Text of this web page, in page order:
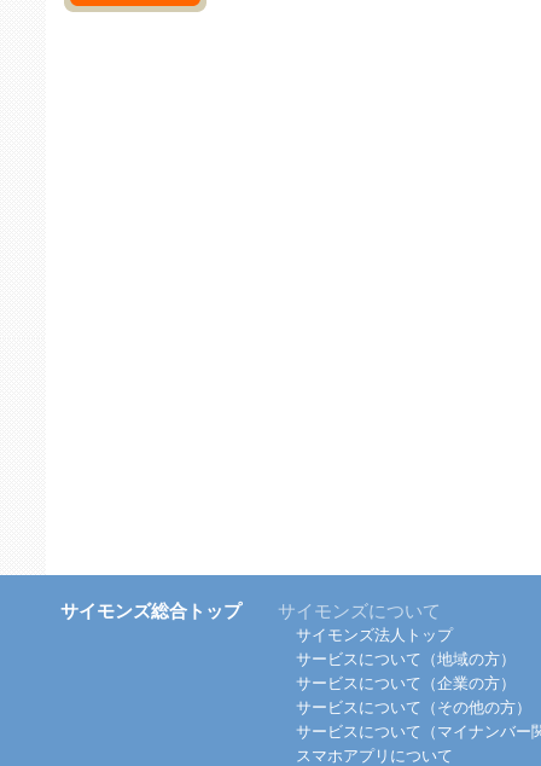
サイモンズ総合トップ サイモンズについて
サイモンズ法人トップ
サービスについて（地域の方）
サービスについて（企業の方）
サービスについて（その他の方）
サービスについて（マイナンバー
スマホアプリについて